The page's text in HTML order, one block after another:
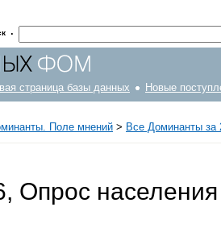
·
страница базы данных Новые
Поле мнений > Все Доминанты за
Опрос населения